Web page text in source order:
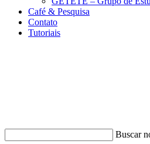
Café & Pesquisa
Contato
Tutoriais
Buscar